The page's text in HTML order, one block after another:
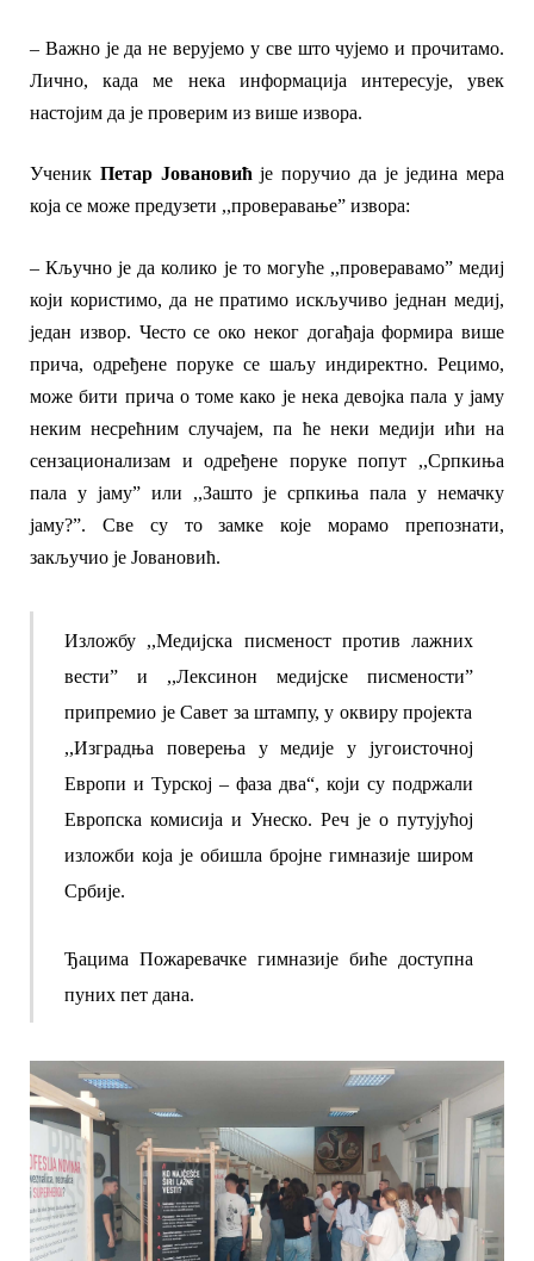
– Важно је да не верујемо у све што чујемо и прочитамо.
Лично, када ме нека информација интересује, увек
настојим да је проверим из више извора.
Ученик Петар Јовановићје поручио да је једина мера
која се може предузети ,,проверавање” извора:
– Кључно је да колико је то могуће ,,проверавамо” медиј
који користимо, да не пратимо искључиво једнан медиј,
један извор. Често се око неког догађаја формира више
прича, одређене поруке се шаљу индиректно. Рецимо,
може бити прича о томе како је нека девојка пала у јаму
неким несрећним случајем, па ће неки медији ићи на
сензационализам и одређене поруке попут ,,Српкиња
пала у јаму” или ,,Зашто је српкиња пала у немачку
јаму?”. Све су то замке које морамо препознати,
закључио је Јовановић.
Изложбу ,,Медијска писменост против лажних
вести” и ,,Лексинон медијске писмености”
припремио јеСавет за штампу, у оквиру пројекта
,,Изградња поверења у медије у југоисточној
Европи и Турској – фаза два“, који су подржали
Европска комисија и Унеско. Реч је о путујућој
изложби која је обишла бројне гимназије широм
Србије.
Ђацима Пожаревачке гимназије биће доступна
пуних пет дана.